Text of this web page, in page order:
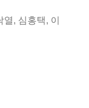
열, 심홍택, 이